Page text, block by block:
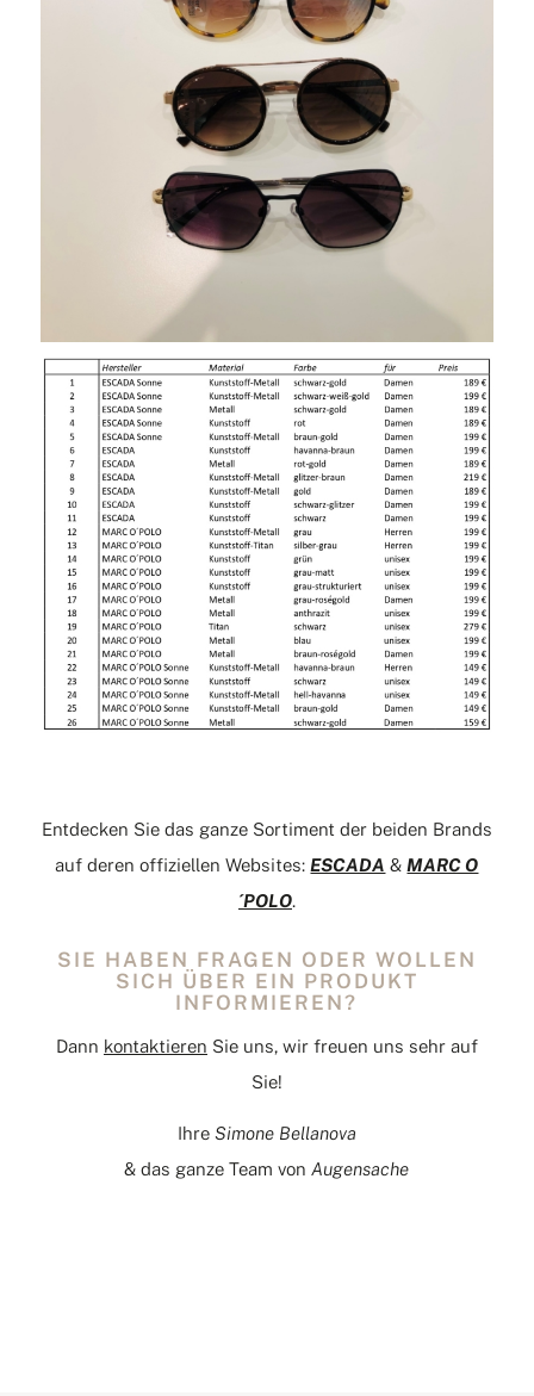
Entdecken Sie das ganze Sortiment der beiden Brands
auf deren offiziellen Websites:ESCADA &MARC O
´POLO.
SIE HABEN FRAGEN ODER WOLLEN
SICH ÜBER EIN PRODUKT
INFORMIEREN?
Dann kontaktieren Sie uns, wir freuen uns sehr auf
Sie!
Ihre Simone Bellanova
& das ganze Team vonAugensache